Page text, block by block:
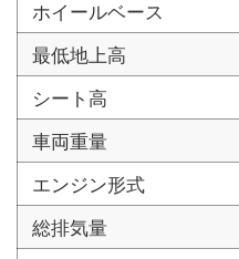
ホイールベース
最低地上高
シート高
車両重量
エンジン形式
総排気量